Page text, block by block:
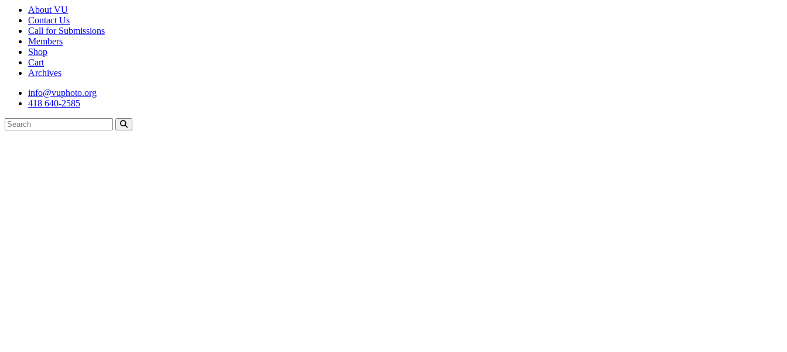
About VU
Contact Us
Call for Submissions
Members
Shop
Cart
Archives
info@vuphoto.org
418 640-2585